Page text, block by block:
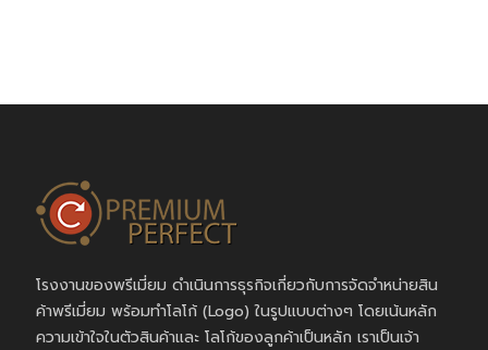
โรงงานของพรีเมี่ยม ดำเนินการธุรกิจเกี่ยวกับการจัดจำหน่ายสิน
ค้าพรีเมี่ยม พร้อมทำโลโก้ (Logo) ในรูปแบบต่างๆ โดยเน้นหลัก
ความเข้าใจในตัวสินค้าและ โลโก้ของลูกค้าเป็นหลัก เราเป็นเจ้า